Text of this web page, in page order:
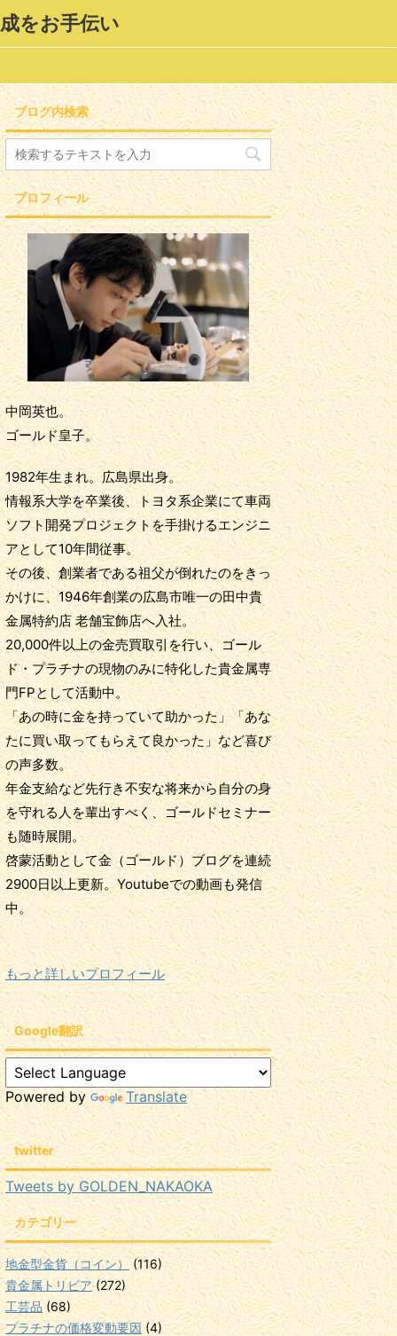
をお手伝い
ブログ内検索
プロフィール
中岡英也。
ゴールド皇子。
1982年生まれ。広島県出身。
情報系大学を卒業後、トヨタ系企業にて車両
ソフト開発プロジェクトを手掛けるエンジニ
アとして10年間従事。
その後、創業者である祖父が倒れたのをきっ
かけに、1946年創業の広島市唯一の田中貴
金属特約店 老舗宝飾店へ入社。
20,000件以上の金売買取引を行い、ゴール
ド・プラチナの現物のみに特化した貴金属専
門FPとして活動中。
「あの時に金を持っていて助かった」「あな
たに買い取ってもらえて良かった」など喜び
の声多数。
年金支給など先行き不安な将来から自分の身
を守れる人を輩出すべく、ゴールドセミナー
も随時展開。
啓蒙活動として金（ゴールド）ブログを連続
2900日以上更新。Youtubeでの動画も発信
中。
もっと詳しいプロフィール
Google翻訳
Powered by Translate
twitter
Tweets by GOLDEN_NAKAOKA
カテゴリー
地金型金貨（コイン）
(116)
貴金属トリビア(272)
工芸品 (68)
プラチナの価格変動要因 (4)